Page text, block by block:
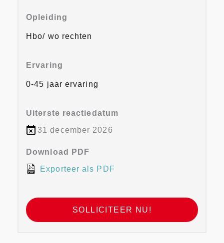
Opleiding
Hbo/ wo rechten
Ervaring
0-45 jaar ervaring
Uiterste reactiedatum
31 december 2026
Download PDF
Exporteer als PDF
SOLLICITEER NU!